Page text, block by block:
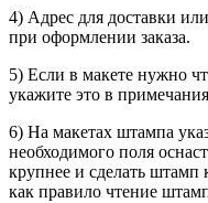
4) Адрес для доставки
при оформлении заказа.
5) Если в макете нужно
укажите это в
6) На макетах штампа
необходимого поля
крупнее и сделать
как правило чтение